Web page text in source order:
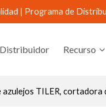
| Programa de
Distribuidor Recurso
TILER, cortadora